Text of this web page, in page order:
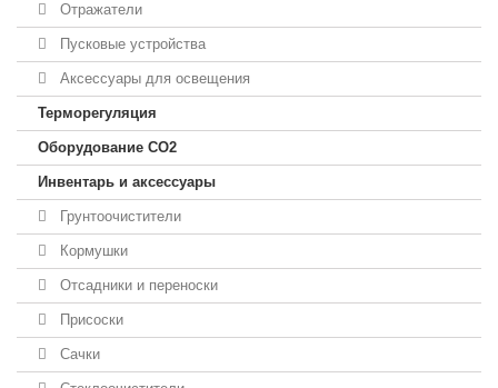
Отражатели
Пусковые устройства
Аксессуары для освещения
Терморегуляция
Оборудование CO2
Инвентарь и аксессуары
Грунтоочистители
Кормушки
Отсадники и переноски
Присоски
Сачки